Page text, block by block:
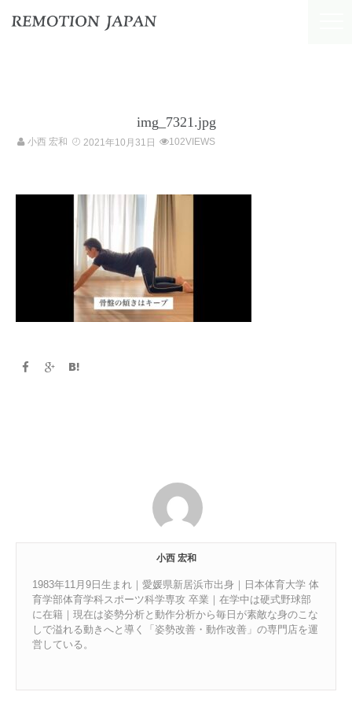
img_7321.jpg
小西 宏和 2021年10月31日 102VIEWS
小西 宏和
1983年11月9日生まれ｜愛媛県新居浜市出身｜日本体育大学 体
育学部体育学科スポーツ科学専攻 卒業｜在学中は硬式野球部
に在籍｜現在は姿勢分析と動作分析から毎日が素敵な身のこな
しで溢れる動きへと導く「姿勢改善・動作改善」の専門店を運
営している。